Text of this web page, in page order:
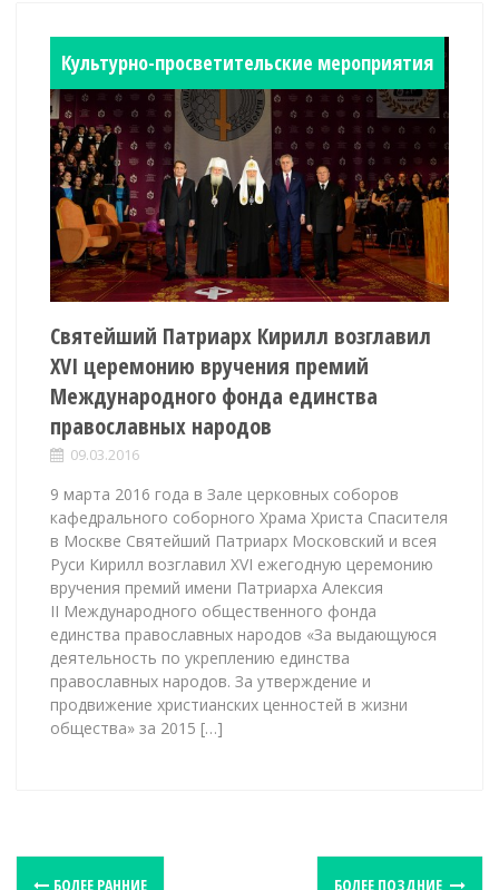
Культурно-просветительские мероприятия
Святейший Патриарх Кирилл возглавил
XVI церемонию вручения премий
Международного фонда единства
православных народов
09.03.2016
9 марта 2016 года в Зале церковных соборов
кафедрального соборного Храма Христа Спасителя
в Москве Святейший Патриарх Московский и всея
Руси Кирилл возглавил XVI ежегодную церемонию
вручения премий имени Патриарха Алексия
II Международного общественного фонда
единства православных народов «За выдающуюся
деятельность по укреплению единства
православных народов. За утверждение и
продвижение христианских ценностей в жизни
общества» за 2015 […]
БОЛЕЕ РАННИЕ БОЛЕЕ ПОЗДНИЕ